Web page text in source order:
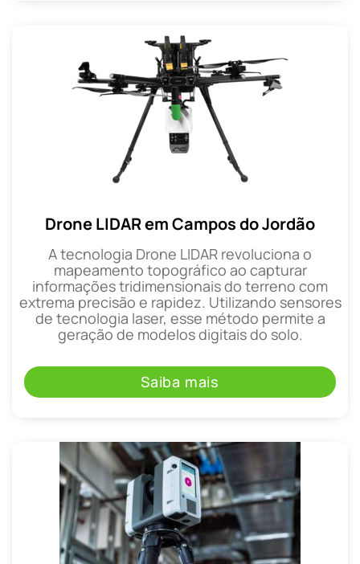
Drone LIDAR em Campos do Jordão
A tecnologia Drone LIDAR revoluciona o
mapeamento topográfico ao capturar
informações tridimensionais do terreno com
extrema precisão e rapidez. Utilizando sensores
de tecnologia laser, esse método permite a
geração de modelos digitais do solo.
Saiba mais